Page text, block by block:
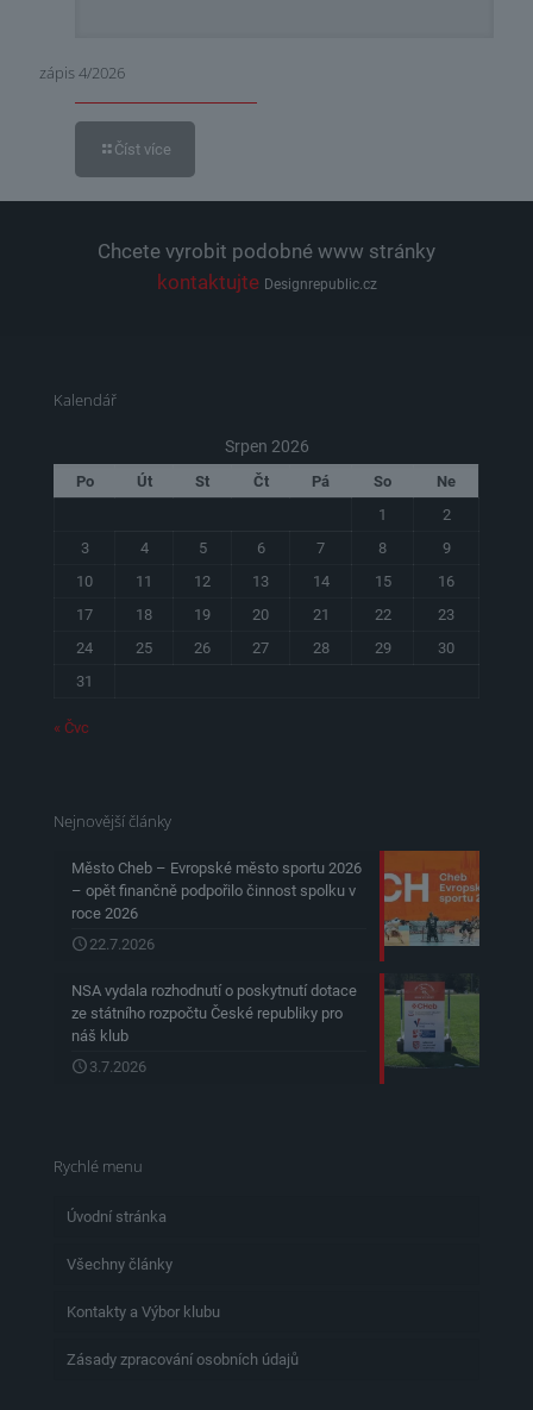
zápis 4/2026
Číst více
Chcete vyrobit podobné www stránky
kontaktujte Designrepublic.cz
Kalendář
Srpen 2026
Po Út St Čt Pá So
Ne
1
2
3
4 5 6 7 8
9
10
11 12 13 14 15
16
17
18 19 20 21 22
23
24
25 26 27 28 29
30
31
« Čvc
Nejnovější články
Město Cheb – Evropské město sportu 2026
– opět finančně podpořilo činnost spolku v
roce 2026
22.7.2026
NSA vydala rozhodnutí o poskytnutí dotace
ze státního rozpočtu České republiky pro
náš klub
3.7.2026
Rychlé menu
Úvodní stránka
Všechny články
Kontakty a Výbor klubu
Zásady zpracování osobních údajů